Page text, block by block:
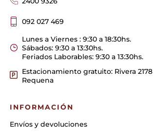
092 027 469
Lunes a Viernes : 9:30 a 18:30hs.
Sábados: 9:30 a 13:30hs.
Feriados Laborables: 9:30 a 13:30hs.
Estacionamiento gratuito: Rivera
Requena
INFORMACIÓN
Envíos y devoluciones